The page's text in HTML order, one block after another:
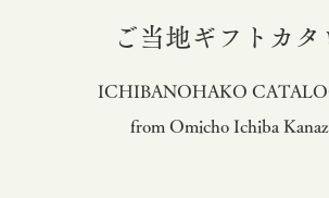
ご当地ギフトカタ
ICHIBANOHAKO
from Omicho Ichiba